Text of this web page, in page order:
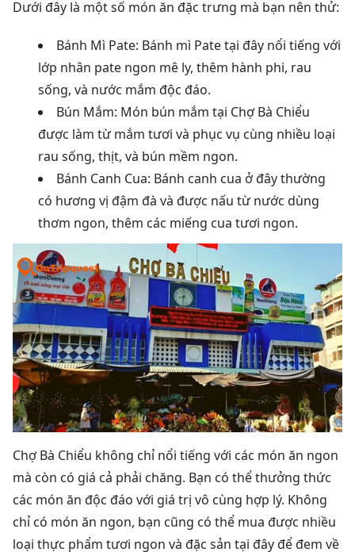
Dưới đây là một số món ăn đặc trưng mà bạn nên thử:
Bánh Mì Pate: Bánh mì Pate tại đây nổi tiếng với
lớp nhân pate ngon mê ly, thêm hành phi, rau
sống, và nước mắm độc đáo.
Bún Mắm: Món bún mắm tại Chợ Bà Chiểu
được làm từ mắm tươi và phục vụ cùng nhiều loại
rau sống, thịt, và bún mềm ngon.
Bánh Canh Cua: Bánh canh cua ở đây thường
có hương vị đậm đà và được nấu từ nước dùng
thơm ngon, thêm các miếng cua tươi ngon.
Chợ Bà Chiểu không chỉ nổi tiếng với các món ăn ngon
mà còn có giá cả phải chăng. Bạn có thể thưởng thức
các món ăn độc đáo với giá trị vô cùng hợp lý. Không
chỉ có món ăn ngon, bạn cũng có thể mua được nhiều
loại thực phẩm tươi ngon và đặc sản tại đây để đem về